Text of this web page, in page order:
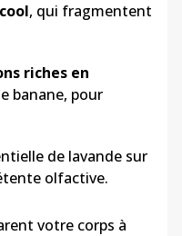
, qui fragmentent
riches en
banane, pour
de lavande sur
olfactive.
votre corps à